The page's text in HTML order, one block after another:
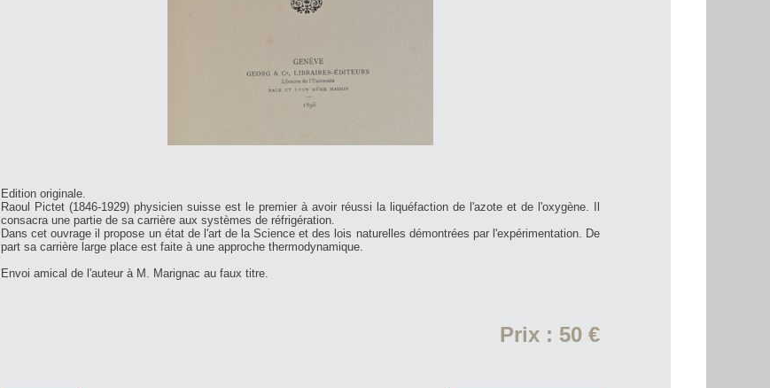
Edition originale.
Raoul Pictet (1846-1929) physicien suisse est le premier à avoir réussi la liquéfaction de l'azote et de l'oxygène. Il
consacra une partie de sa carrière aux systèmes de réfrigération.
Dans cet ouvrage il propose un état de l'art de la Science et des lois naturelles démontrées par l'expérimentation. De
part sa carrière large place est faite à une approche thermodynamique.
Envoi amical de l'auteur à M. Marignac au faux titre.
Prix : 50 €